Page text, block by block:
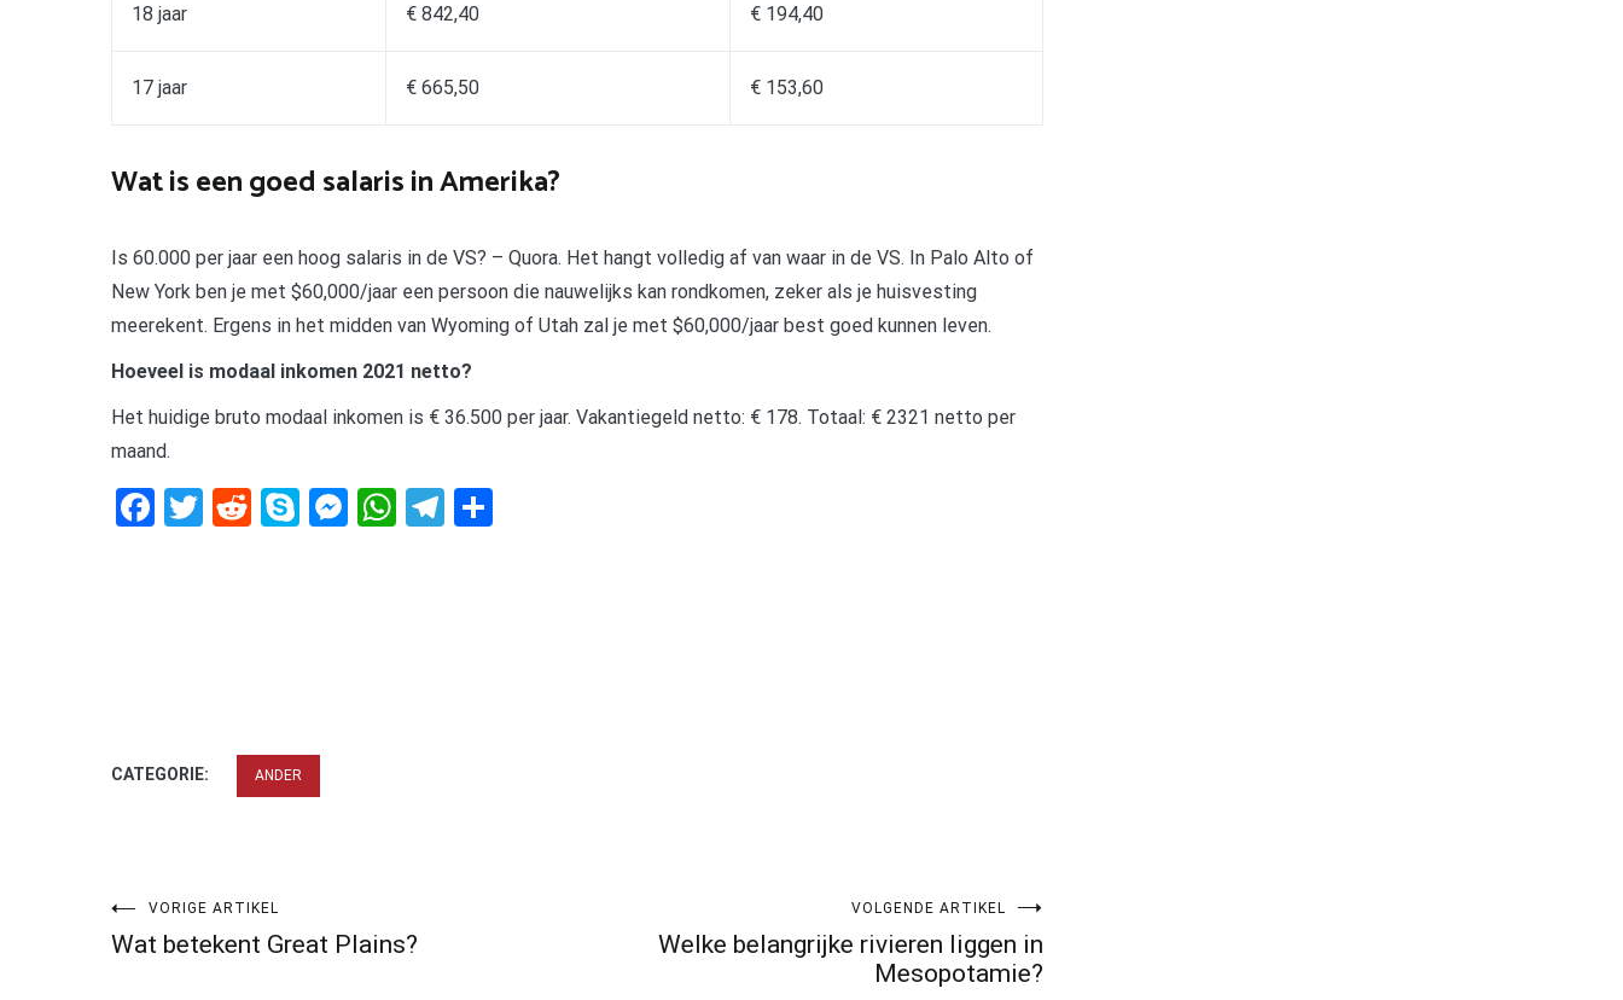
18 jaar € 842,40 € 194,40
17 jaar € 665,50 € 153,60
Wat is een goed salaris in Amerika?
Is 60.000 per jaar een hoog salaris in de VS? – Quora. Het hangt volledig af van waar in de VS. In Palo Alto of
New York ben je met $60,000/jaar een persoon die nauwelijks kan rondkomen, zeker als je huisvesting
meerekent. Ergens in het midden van Wyoming of Utah zal je met $60,000/jaar best goed kunnen leven.
Hoeveel is modaal inkomen 2021 netto?
Het huidige bruto modaal inkomen is € 36.500 per jaar. Vakantiegeld netto: € 178. Totaal: € 2321 netto per
maand.
Facebook
Twitter
RedditSkypeMessenger
WhatsApp
Telegram
CATEGORIE: ANDER
Bericht
navigatie
VORIGE ARTIKEL
Wat betekent Great Plains?
VOLGENDE ARTIKEL
Welke belangrijke rivieren liggen in
Mesopotamie?